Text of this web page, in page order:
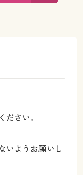
さい。
いようお願いし